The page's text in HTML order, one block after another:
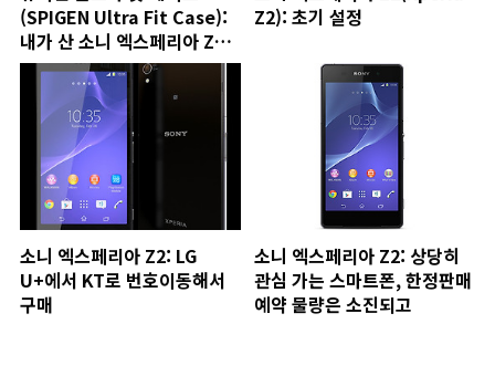
(SPIGEN Ultra Fit Case):
내가 산 소니 엑스페리아 Z2
케이스
Z2): 초기 설정
소니 엑스페리아 Z2: LG
U+에서 KT로 번호이동해서
구매
소니 엑스페리아 Z2: 상당히
관심 가는 스마트폰, 한정판매
예약 물량은 소진되고